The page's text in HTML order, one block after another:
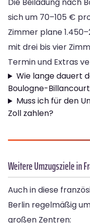
Die Beiladung nach
sich um 70–105 €
Zimmer plane
mit drei bis vier
Termin und Extras
Wie lange dauert
Boulogne-
Muss ich für den
Zoll zahlen?
Weitere Umzugsziele in
Auch in diese
Berlin regelmäßig
großen Zentren: